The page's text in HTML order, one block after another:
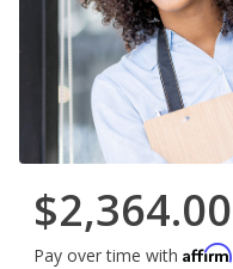
$2,364.00
Pay over time with Affirm